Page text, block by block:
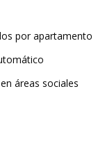
por apartamento
áreas sociales